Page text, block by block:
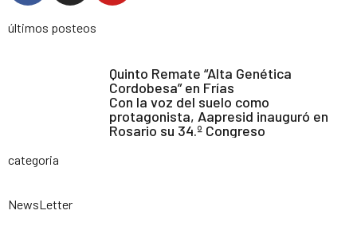
últimos posteos
Quinto Remate “Alta Genética
Cordobesa” en Frías
Con la voz del suelo como
protagonista, Aapresid inauguró en
Rosario su 34.º Congreso
categoria
NewsLetter